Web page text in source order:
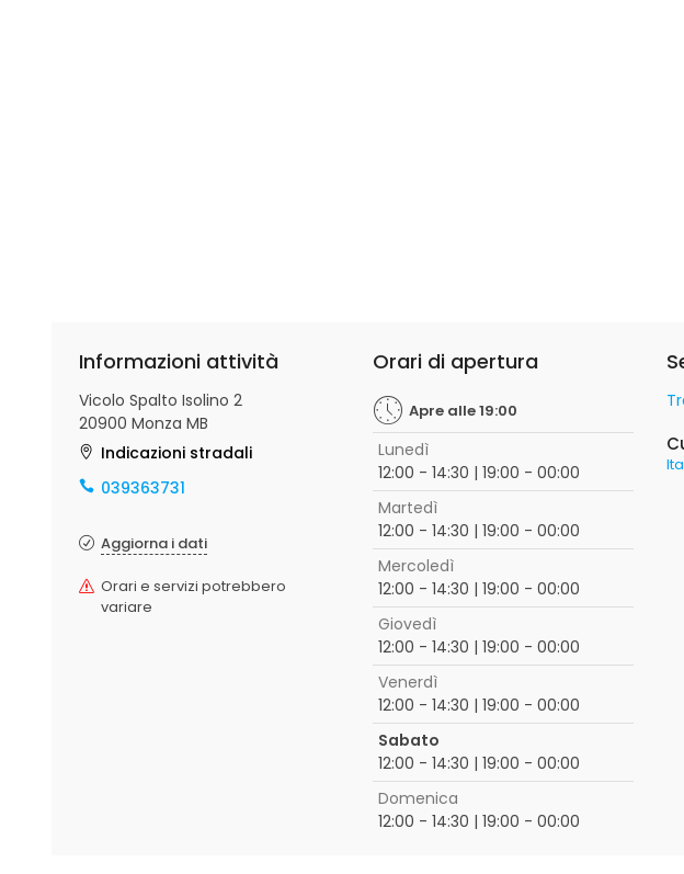
Informazioni attività
Vicolo Spalto Isolino 2
20900 Monza MB
Indicazioni stradali
039363731
Aggiorna i dati
Orari e servizi potrebbero
variare
Orari di apertura
Apre alle 19:00
Lunedì
12:00 - 14:30 | 19:00 - 00:00
Martedì
12:00 - 14:30 | 19:00 - 00:00
Mercoledì
12:00 - 14:30 | 19:00 - 00:00
Giovedì
12:00 - 14:30 | 19:00 - 00:00
Venerdì
12:00 - 14:30 | 19:00 - 00:00
Sabato
12:00 - 14:30 | 19:00 - 00:00
Domenica
12:00 - 14:30 | 19:00 - 00:00